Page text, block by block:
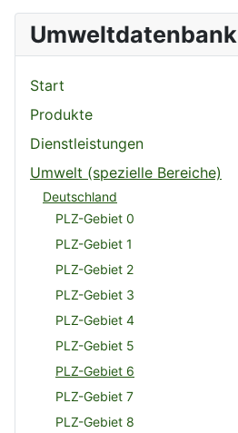
Umweltdatenbank
Start
Produkte
Dienstleistungen
Umwelt (spezielle Bereiche)
Deutschland
PLZ-Gebiet 0
PLZ-Gebiet 1
PLZ-Gebiet 2
PLZ-Gebiet 3
PLZ-Gebiet 4
PLZ-Gebiet 5
PLZ-Gebiet 6
PLZ-Gebiet 7
PLZ-Gebiet 8